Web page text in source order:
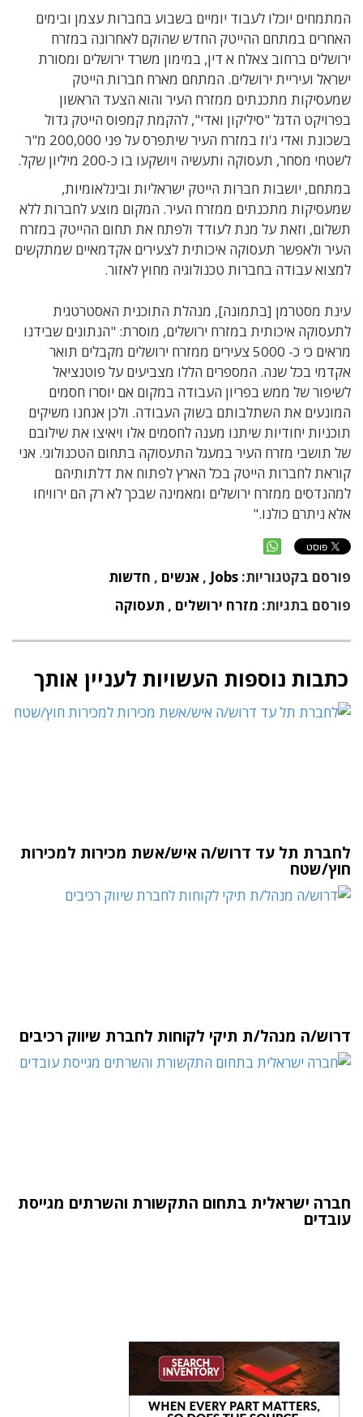
המתמחים יוכלו לעבוד יומיים בשבוע בחברות עצמן ובימים
האחרים במתחם ההייטק החדש שהוקם לאחרונה במזרח
ירושלים ברחוב צאלח א דין, במימון משרד ירושלים ומסורת
ישראל ועיריית ירושלים. המתחם מארח חברות הייטק
שמעסיקות מתכנתים ממזרח העיר והוא הצעד הראשון
בפרויקט הדגל "סיליקון ואדי", להקמת קמפוס הייטק גדול
בשכונת ואדי ג'וז במזרח העיר שיתפרס על פני 200,000 מ"ר
לשטחי מסחר, תעסוקה ותעשיה ויושקעו בו כ-200 מיליון שקל.
במתחם, יושבות חברות הייטק ישראליות ובינלאומיות,
שמעסיקות מתכנתים ממזרח העיר. המקום מוצע לחברות ללא
תשלום, וזאת על מנת לעודד ולפתח את תחום ההייטק במזרח
העיר ולאפשר תעסוקה איכותית לצעירים אקדמאיים שמתקשים
למצוא עבודה בחברות טכנולוגיה מחוץ לאזור.
עינת מסטרמן [בתמונה], מנהלת התוכנית האסטרטגית
לתעסוקה איכותית במזרח ירושלים, מוסרת: "הנתונים שבידנו
מראים כי כ- 5000 צעירים ממזרח ירושלים מקבלים תואר
אקדמי בכל שנה. המספרים הללו מצביעים על פוטנציאל
לשיפור של ממש בפריון העבודה במקום אם יוסרו חסמים
המונעים את השתלבותם בשוק העבודה. ולכן אנחנו משיקים
תוכניות יחודיות שיתנו מענה לחסמים אלו ויאיצו את שילובם
של תושבי מזרח העיר במעגל התעסוקה בתחום הטכנולוגי. אני
קוראת לחברות הייטק בכל הארץ לפתוח את דלתותיהם
למהנדסים ממזרח ירושלים ומאמינה שבכך לא רק הם ירוויחו
אלא ניתרם כולנו."
פורסם בקטגוריות: Jobs
, אנשים , חדשות
פורסם בתגיות: מזרח ירושלים , תעסוקה
כתבות נוספות העשויות לעניין אותך
לחברת תל עד דרוש/ה איש/אשת מכירות למכירות
חוץ/שטח
דרוש/ה מנהל/ת תיקי לקוחות לחברת שיווק רכיבים
חברה ישראלית בתחום התקשורת והשרתים מגייסת
עובדים